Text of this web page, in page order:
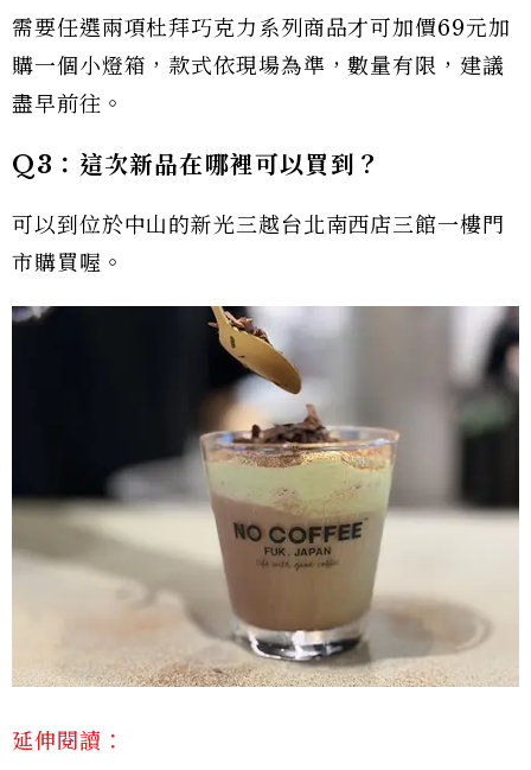
需要任選兩項杜拜巧克力系列商品才可加價69元加
購一個小燈箱，款式依現場為準，數量有限，建議
盡早前往。
Q3：這次新品在哪裡可以買到？
可以到位於中山的新光三越台北南西店三館一樓門
市購買喔。
延伸閱讀：